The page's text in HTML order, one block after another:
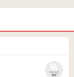
リストに
保存